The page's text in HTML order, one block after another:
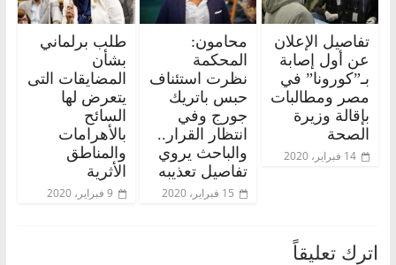
تفاصيل الإعلان
عن أول إصابة
بـ”كورونا” في
مصر ومطالبات
بإقالة وزيرة
الصحة
14 فبراير، 2020
محامون:
المحكمة
نظرت استئناف
حبس باتريك
جورج وفي
انتظار القرار..
والباحث يروي
تفاصيل تعذيبه
15 فبراير، 2020
طلب برلماني
بشأن
المضايقات التى
يتعرض لها
السائح
بالأهرامات
والمناطق
الأثرية
9 فبراير، 2020
اترك تعليقاً